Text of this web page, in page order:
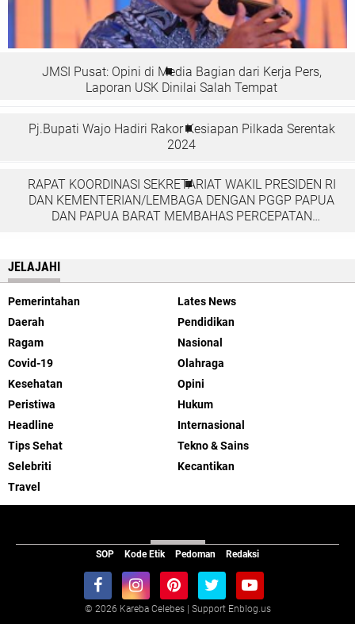
JMSI Pusat: Opini di Media Bagian dari Kerja Pers,
Laporan USK Dinilai Salah Tempat
Pj.Bupati Wajo Hadiri Rakor Kesiapan Pilkada Serentak
2024
RAPAT KOORDINASI SEKRETARIAT WAKIL PRESIDEN RI
DAN KEMENTERIAN/LEMBAGA DENGAN PGGP PAPUA
DAN PAPUA BARAT MEMBAHAS PERCEPATAN
JELAJAHI
Pemerintahan
Lates News
Daerah
Pendidikan
Ragam
Nasional
Covid-19
Olahraga
Kesehatan
Opini
Peristiwa
Hukum
Headline
Internasional
Tips Sehat
Tekno & Sains
Selebriti
Kecantikan
Travel
SOP Kode Etik Pedoman Redaksi
© 2026 Kareba Celebes | Support Enblog.us